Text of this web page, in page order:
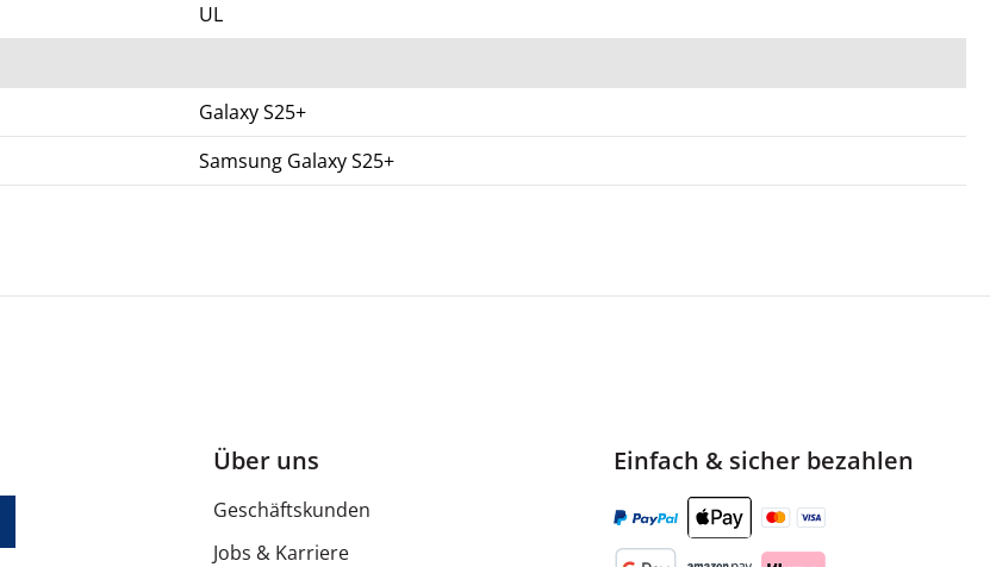
UL
Galaxy S25+
Samsung Galaxy S25+
Über uns
Geschäftskunden
Jobs & Karriere
Einfach & sicher bezahlen